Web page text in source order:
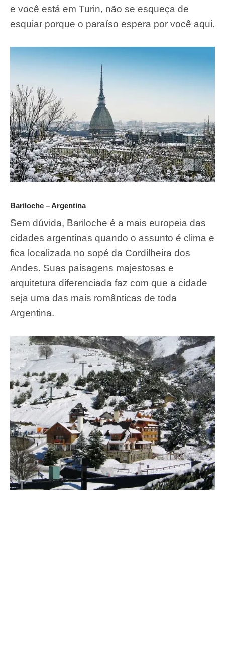
e você está em Turin, não se esqueça de
esquiar porque o paraíso espera por você aqui.
Bariloche – Argentina
Sem dúvida, Bariloche é a mais europeia das
cidades argentinas quando o assunto é clima e
fica localizada no sopé da Cordilheira dos
Andes. Suas paisagens majestosas e
arquitetura diferenciada faz com que a cidade
seja uma das mais românticas de toda
Argentina.